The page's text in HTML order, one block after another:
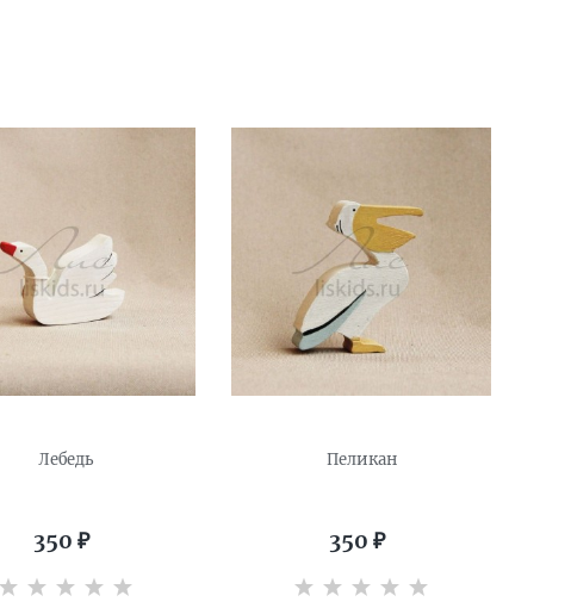
Лебедь
350 ₽
Пеликан
350 ₽